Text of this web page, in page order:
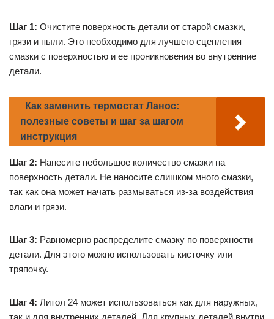
Шаг 1: Очистите поверхность детали от старой смазки,
грязи и пыли. Это необходимо для лучшего сцепления
смазки с поверхностью и ее проникновения во внутренние
детали.
Как заменить термостат Ланос:
полезные советы и шаг за шагом
инструкция
Шаг 2: Нанесите небольшое количество смазки на
поверхность детали. Не наносите слишком много смазки,
так как она может начать размываться из-за воздействия
влаги и грязи.
Шаг 3: Равномерно распределите смазку по поверхности
детали. Для этого можно использовать кисточку или
тряпочку.
Шаг 4: Литол 24 может использоваться как для наружных,